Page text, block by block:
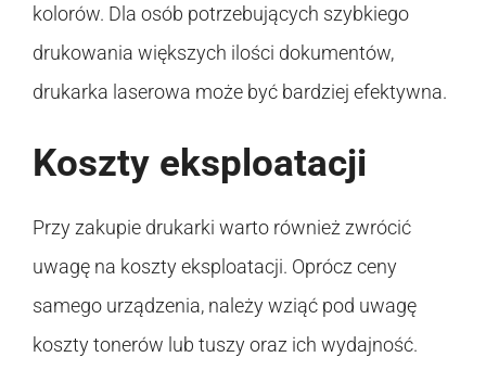
kolorów. Dla osób potrzebujących szybkiego
drukowania większych ilości dokumentów,
drukarka laserowa może być bardziej efektywna.
Koszty eksploatacji
Przy zakupie drukarki warto również zwrócić
uwagę na koszty eksploatacji. Oprócz ceny
samego urządzenia, należy wziąć pod uwagę
koszty tonerów lub tuszy oraz ich wydajność.